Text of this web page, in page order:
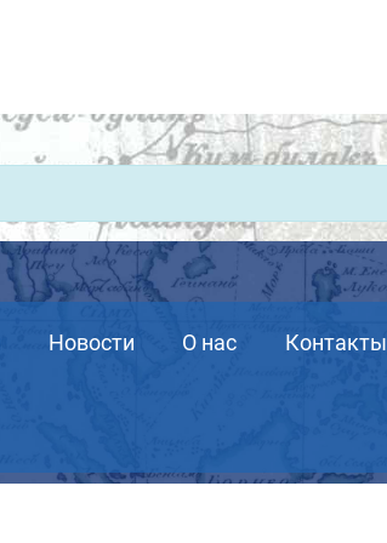
Новости О нас Контакты